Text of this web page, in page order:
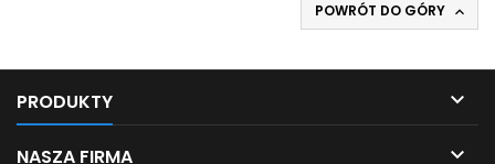
POWRÓT DO GÓRY 
PRODUKTY 
NASZA FIRMA 